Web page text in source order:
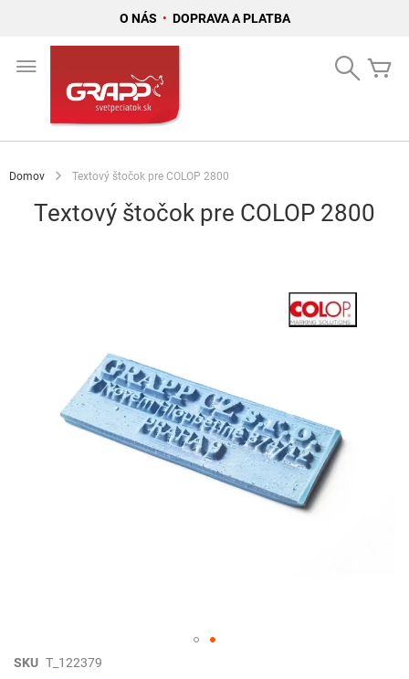
O NÁS • DOPRAVA A PLATBA
Search
Domov Textový štočok pre COLOP 2800
Textový štočok pre COLOP 2800
Preskočiť
SKU T_122379